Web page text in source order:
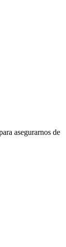
asegurarnos de